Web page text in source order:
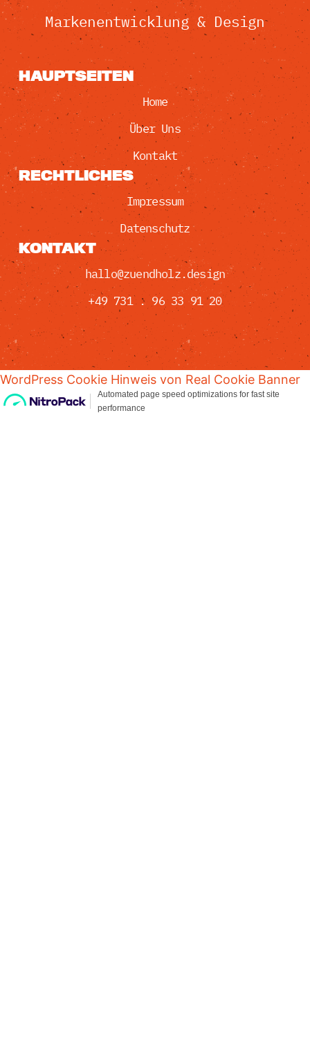
Markenentwicklung & Design
HAUPTSEITEN
Home
Über Uns
Kontakt
RECHTLICHES
Impressum
Datenschutz
KONTAKT
hallo@zuendholz.design
+49 731 . 96 33 91 20
WordPress Cookie Hinweis von Real Cookie Banner